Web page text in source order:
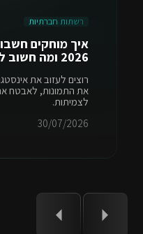
רשתות חברתיות
איך מוחקים
2026 ומה חשוב לעשות לפני המחיקה?
רוצים לעזוב את
את התמונות, לאבטח
לצמיתות.
30/07/2026